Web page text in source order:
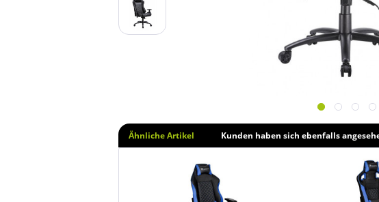
Ähnliche Artikel Kunden haben sich ebenfalls